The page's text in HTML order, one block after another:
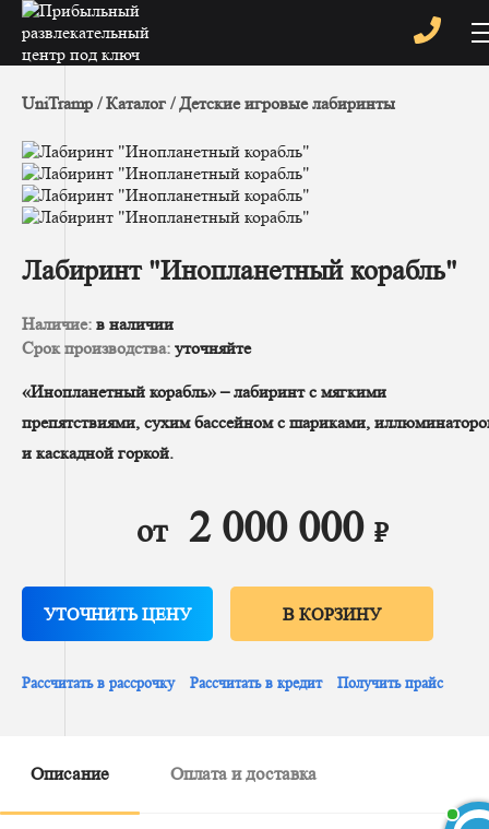
UniTramp Каталог Детские игровые лабиринты
Лабиринт "Инопланетный корабль"
Наличие: в наличии
Срок производства: уточняйте
«Инопланетный корабль» – лабиринт с мягкими
препятствиями, сухим бассейном с шариками,
и каскадной горкой.
от 2 000 000 ₽
УТОЧНИТЬ ЦЕНУ В КОРЗИНУ
Рассчитать в рассрочку Рассчитать в кредит Получить прайс
Описание Оплата и доставка